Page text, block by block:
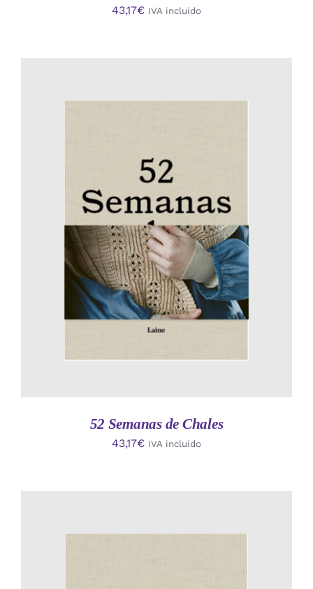
43,17€ IVA incluido
AÑADIR AL CARRITO
/
DETALLES
52 Semanas de Chales
43,17€ IVA incluido